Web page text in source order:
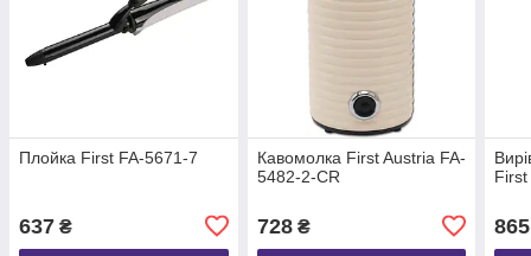
Плойка First FA-5671-7
637 ₴
Кавомолка First Austria FA-
5482-2-CR
728₴ 865